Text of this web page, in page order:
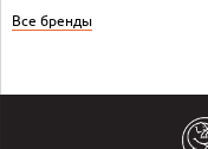
Все бренды